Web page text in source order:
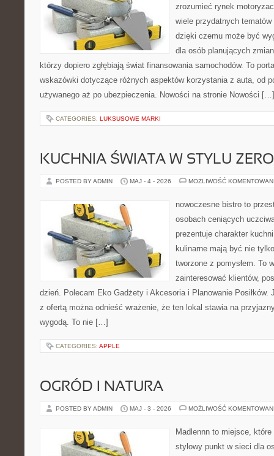
zrozumieć rynek
wiele przydatnych
dzięki czemu może być
dla osób planujących
którzy dopiero zgłębiają świat finansowania samochodów. To
wskazówki dotyczące różnych aspektów korzystania z auta, od
używanego aż po ubezpieczenia. Nowości na stronie Nowości […]
CATEGORIES: LUKSUSOWE MARKI
KUCHNIA ŚWIATA W STYLU
POSTED BY ADMIN MAJ - 4 - 2026 MOŻLIWOŚĆ
nowoczesne bistro to
osobach ceniących
prezentuje charakter
kulinarne mają być nie
tworzone z pomysłem. To
zainteresować klientów,
dzień. Polecam Eko Gadżety i Akcesoria i Planowanie Posiłków.
z ofertą można odnieść wrażenie, że ten lokal stawia na
wygodą. To nie […]
CATEGORIES: APPLE
OGRÓD I NATURA
POSTED BY ADMIN MAJ - 3 - 2026 MOŻLIWOŚĆ
Madlennn to miejsce,
stylowy punkt w sieci dla